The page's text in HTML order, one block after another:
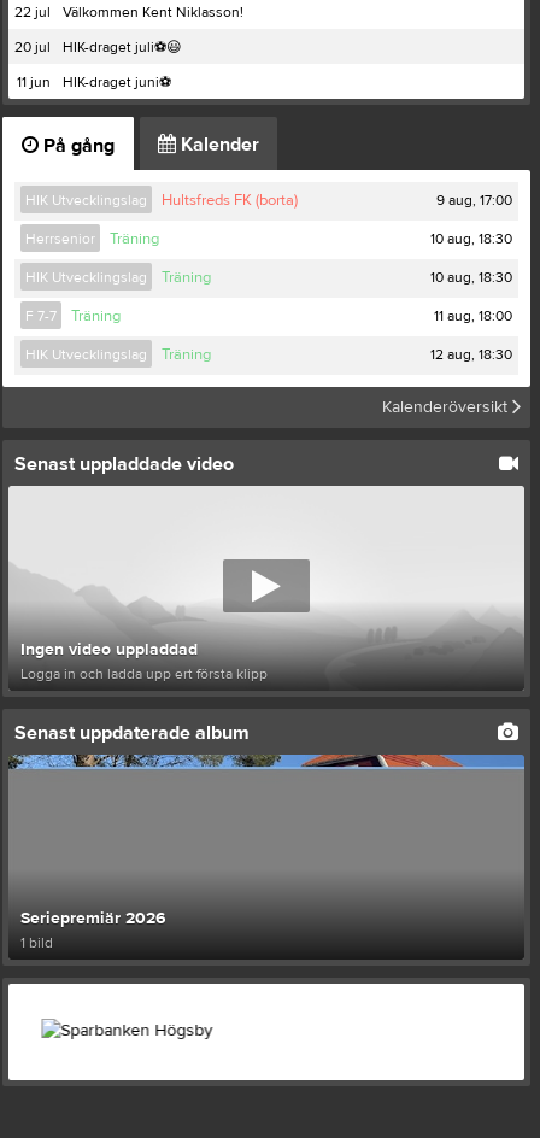
22 jul
Välkommen Kent Niklasson!
20 jul
HIK-draget juli⚽️😃
11 jun
HIK-draget juni⚽️
På gång Kalender
HIK Utvecklingslag Hultsfreds FK (borta) 9 aug, 17:00
Herrsenior Träning 10 aug, 18:30
HIK Utvecklingslag Träning 10 aug, 18:30
F 7-7 Träning 11 aug, 18:00
HIK Utvecklingslag Träning 12 aug, 18:30
Kalenderöversikt
Senast uppladdade video
Ingen video uppladdad
Logga in och ladda upp ert första klipp
Senast uppdaterade album
Seriepremiär 2026
1 bild